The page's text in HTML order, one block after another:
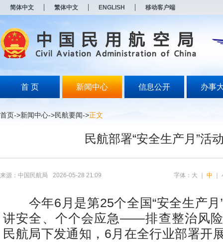
简体中文 繁体中文 ENGLISH 移动客户端
首 页 新闻中心 信息公开 办事
首页->新闻中心->民航要闻->正文
民航部署“安全生产月”活
来源：中国民航局 2026-05-28 21:09 字体： 大 中
今年6月是第25个全国“安全生产月
讲安全、个个会应急——排查整治风险
民航局下发通知，6月在全行业部署开
打
开
无
障
说
按
Alt
开